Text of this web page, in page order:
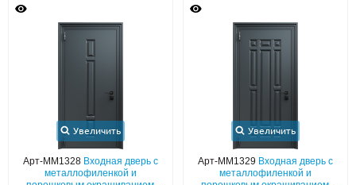
Увеличить
Арт-ММ1328 Входная дверь с
металлофиленкой и
Увеличить
Арт-ММ1329 Входная дверь с
металлофиленкой и